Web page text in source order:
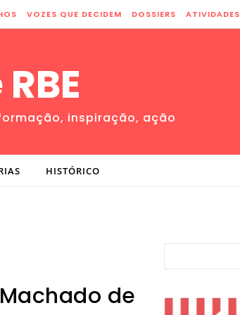
VOZES QUE DECIDEM DOSSIERS ATIVIDADES
inspiração, ação
HISTÓRICO
de